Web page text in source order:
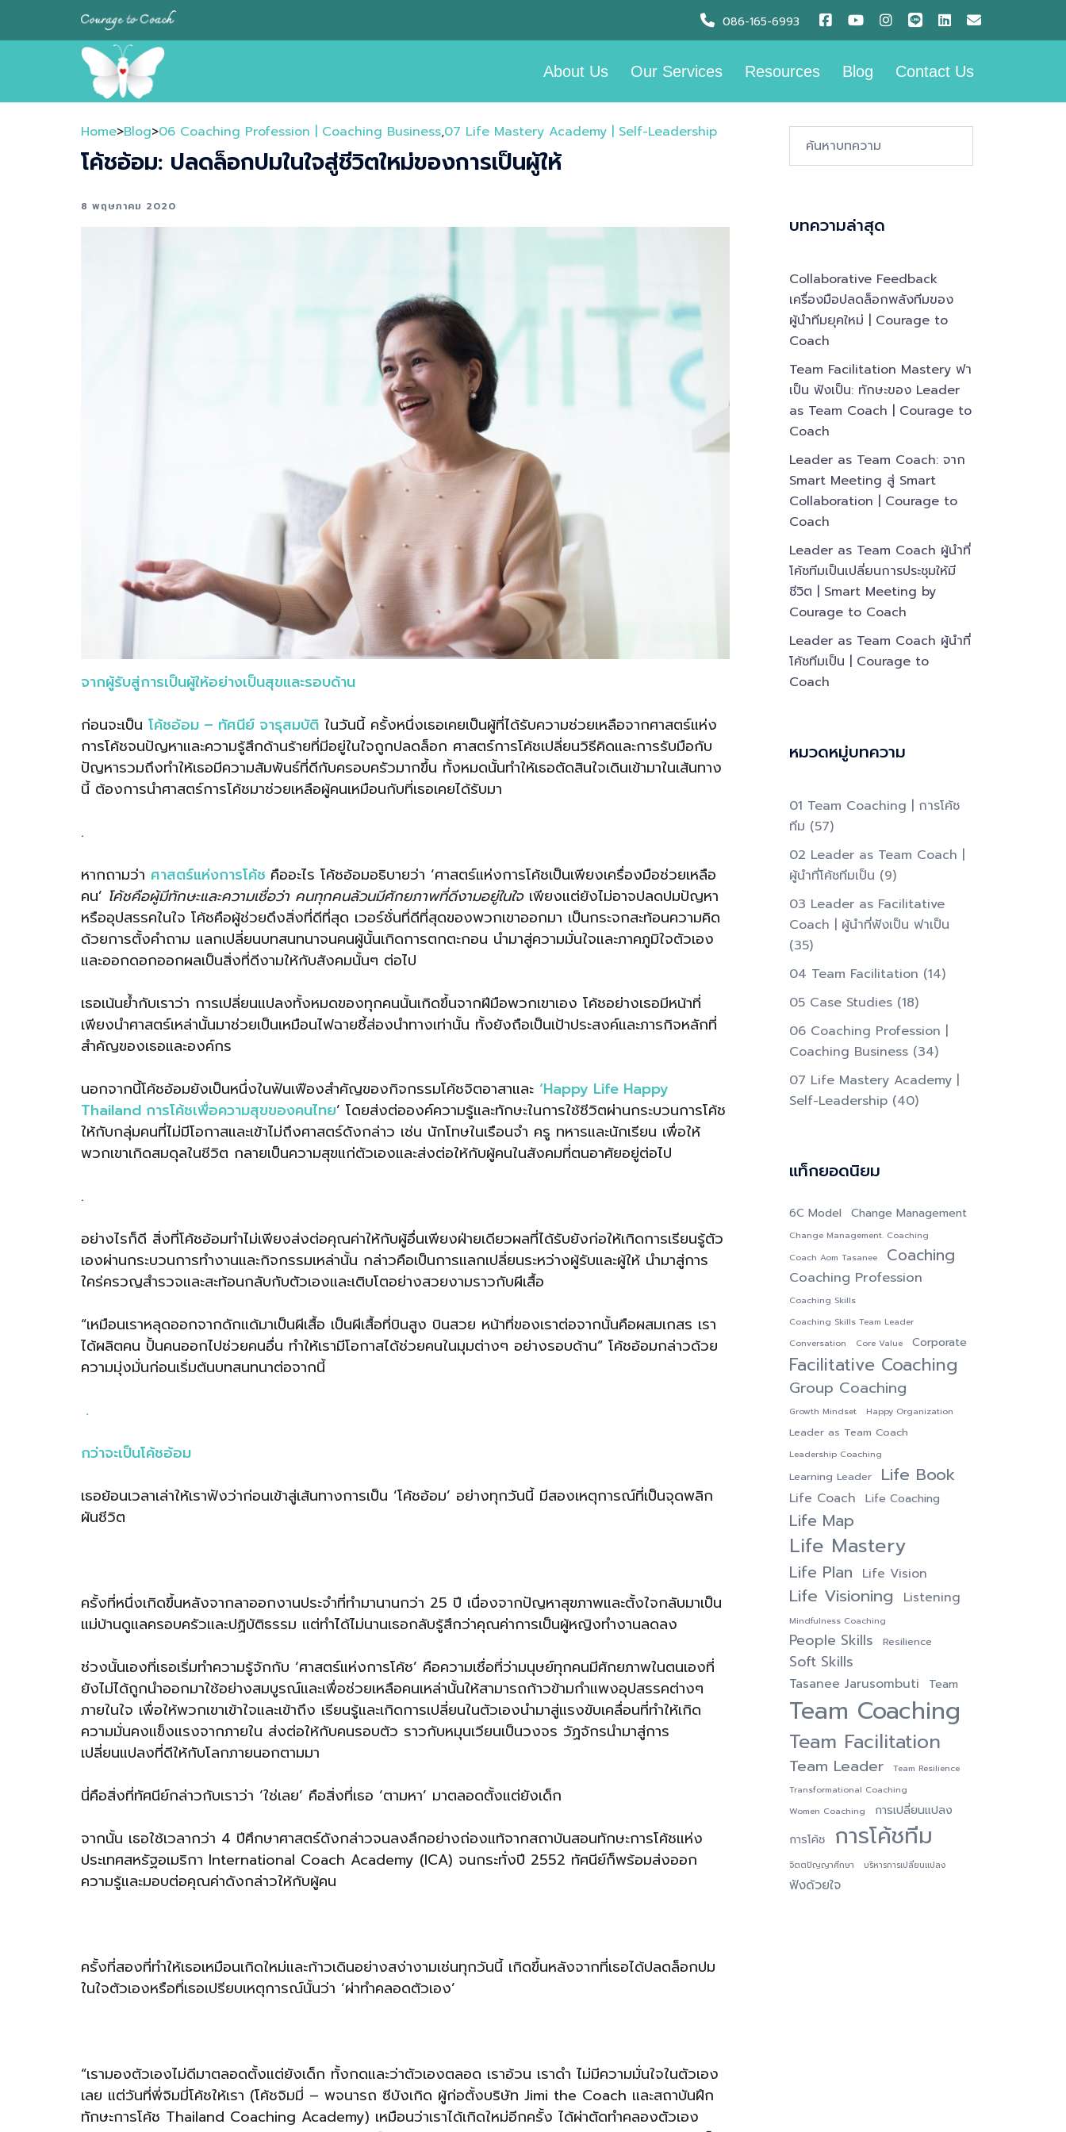
086-165-6993
About Us Our Services Resources Blog Contact Us
Home>Blog>06 Coaching Profession | Coaching Business,07 Life Mastery Academy | Self-Leadership
โค้ชอ้อม: ปลดล็อกปมในใจสู่ชีวิตใหม่ของการเป็นผู้ให้
8 พฤษภาคม 2020
จากผู้รับสู่การเป็นผู้ให้อย่างเป็นสุขและรอบด้าน
ก่อนจะเป็น โค้ชอ้อม – ทัศนีย์ จารุสมบัติ ในวันนี้ ครั้งหนึ่งเธอเคยเป็นผู้ที่ได้รับความช่วยเหลือจากศาสตร์แห่ง
การโค้ชจนปัญหาและความรู้สึกด้านร้ายที่มีอยู่ในใจถูกปลดล็อก ศาสตร์การโค้ชเปลี่ยนวิธีคิดและการรับมือกับ
ปัญหารวมถึงทำให้เธอมีความสัมพันธ์ที่ดีกับครอบครัวมากขึ้น ทั้งหมดนั้นทำให้เธอตัดสินใจเดินเข้ามาในเส้นทาง
นี้ ต้องการนำศาสตร์การโค้ชมาช่วยเหลือผู้คนเหมือนกับที่เธอเคยได้รับมา
.
หากถามว่า ศาสตร์แห่งการโค้ช คืออะไร โค้ชอ้อมอธิบายว่า ‘ศาสตร์แห่งการโค้ชเป็นเพียงเครื่องมือช่วยเหลือ
คน’ โค้ชคือผู้มีทักษะและความเชื่อว่า คนทุกคนล้วนมีศักยภาพที่ดีงามอยู่ในใจเพียงแต่ยังไม่อาจปลดปมปัญหา
หรืออุปสรรคในใจ โค้ชคือผู้ช่วยดึงสิ่งที่ดีที่สุด เวอร์ชั่นที่ดีที่สุดของพวกเขาออกมา เป็นกระจกสะท้อนความคิด
ด้วยการตั้งคำถาม แลกเปลี่ยนบทสนทนาจนคนผู้นั้นเกิดการตกตะกอน นำมาสู่ความมั่นใจและภาคภูมิใจตัวเอง
และออกดอกออกผลเป็นสิ่งที่ดีงามให้กับสังคมนั้นๆ ต่อไป
เธอเน้นย้ำกับเราว่า การเปลี่ยนแปลงทั้งหมดของทุกคนนั้นเกิดขึ้นจากฝีมือพวกเขาเอง โค้ชอย่างเธอมีหน้าที่
เพียงนำศาสตร์เหล่านั้นมาช่วยเป็นเหมือนไฟฉายชี้ส่องนำทางเท่านั้น ทั้งยังถือเป็นเป้าประสงค์และภารกิจหลักที่
สำคัญของเธอและองค์กร
นอกจากนี้โค้ชอ้อมยังเป็นหนึ่งในฟันเฟืองสำคัญของกิจกรรมโค้ชจิตอาสาและ ‘Happy Life Happy
Thailand การโค้ชเพื่อความสุขของคนไทย’ โดยส่งต่อองค์ความรู้และทักษะในการใช้ชีวิตผ่านกระบวนการโค้ช
ให้กับกลุ่มคนที่ไม่มีโอกาสและเข้าไม่ถึงศาสตร์ดังกล่าว เช่น นักโทษในเรือนจำ ครู ทหารและนักเรียน เพื่อให้
พวกเขาเกิดสมดุลในชีวิต กลายเป็นความสุขแก่ตัวเองและส่งต่อให้กับผู้คนในสังคมที่ตนอาศัยอยู่ต่อไป
.
อย่างไรก็ดี สิ่งที่โค้ชอ้อมทำไม่เพียงส่งต่อคุณค่าให้กับผู้อื่นเพียงฝ่ายเดียวผลที่ได้รับยังก่อให้เกิดการเรียนรู้ตัว
เองผ่านกระบวนการทำงานและกิจกรรมเหล่านั้น กล่าวคือเป็นการแลกเปลี่ยนระหว่างผู้รับและผู้ให้ นำมาสู่การ
ใคร่ครวญสำรวจและสะท้อนกลับกับตัวเองและเติบโตอย่างสวยงามราวกับผีเสื้อ
“เหมือนเราหลุดออกจากดักแด้มาเป็นผีเสื้อ เป็นผีเสื้อที่บินสูง บินสวย หน้าที่ของเราต่อจากนั้นคือผสมเกสร เรา
ได้ผลิตคน ปั้นคนออกไปช่วยคนอื่น ทำให้เรามีโอกาสได้ช่วยคนในมุมต่างๆ อย่างรอบด้าน” โค้ชอ้อมกล่าวด้วย
ความมุ่งมั่นก่อนเริ่มต้นบทสนทนาต่อจากนี้
.
กว่าจะเป็นโค้ชอ้อม
เธอย้อนเวลาเล่าให้เราฟังว่าก่อนเข้าสู่เส้นทางการเป็น ‘โค้ชอ้อม’ อย่างทุกวันนี้ มีสองเหตุการณ์ที่เป็นจุดพลิก
ผันชีวิต
ครั้งที่หนึ่งเกิดขึ้นหลังจากลาออกงานประจำที่ทำมานานกว่า 25 ปี เนื่องจากปัญหาสุขภาพและตั้งใจกลับมาเป็น
แม่บ้านดูแลครอบครัวและปฏิบัติธรรม แต่ทำได้ไม่นานเธอกลับรู้สึกว่าคุณค่าการเป็นผู้หญิงทำงานลดลง
ช่วงนั้นเองที่เธอเริ่มทำความรู้จักกับ ‘ศาสตร์แห่งการโค้ช’ คือความเชื่อที่ว่ามนุษย์ทุกคนมีศักยภาพในตนเองที่
ยังไม่ได้ถูกนำออกมาใช้อย่างสมบูรณ์และเพื่อช่วยเหลือคนเหล่านั้นให้สามารถก้าวข้ามกำแพงอุปสรรคต่างๆ
ภายในใจ เพื่อให้พวกเขาเข้าใจและเข้าถึง เรียนรู้และเกิดการเปลี่ยนในตัวเองนำมาสู่แรงขับเคลื่อนที่ทำให้เกิด
ความมั่นคงแข็งแรงจากภายใน ส่งต่อให้กับคนรอบตัว ราวกับหมุนเวียนเป็นวงจร วัฏจักรนำมาสู่การ
เปลี่ยนแปลงที่ดีให้กับโลกภายนอกตามมา
นี่คือสิ่งที่ทัศนีย์กล่าวกับเราว่า ‘ใช่เลย’ คือสิ่งที่เธอ ‘ตามหา’ มาตลอดตั้งแต่ยังเด็ก
จากนั้น เธอใช้เวลากว่า 4 ปีศึกษาศาสตร์ดังกล่าวจนลงลึกอย่างถ่องแท้จากสถาบันสอนทักษะการโค้ชแห่ง
ประเทศสหรัฐอเมริกา International Coach Academy (ICA) จนกระทั่งปี 2552 ทัศนีย์ก็พร้อมส่งออก
ความรู้และมอบต่อคุณค่าดังกล่าวให้กับผู้คน
ครั้งที่สองที่ทำให้เธอเหมือนเกิดใหม่และก้าวเดินอย่างสง่างามเช่นทุกวันนี้ เกิดขึ้นหลังจากที่เธอได้ปลดล็อกปม
ในใจตัวเองหรือที่เธอเปรียบเหตุการณ์นั้นว่า ‘ผ่าทำคลอดตัวเอง’
“เรามองตัวเองไม่ดีมาตลอดตั้งแต่ยังเด็ก ทั้งกดและว่าตัวเองตลอด เราอ้วน เราดำ ไม่มีความมั่นใจในตัวเอง
เลย แต่วันที่พี่จิมมี่โค้ชให้เรา (โค้ชจิมมี่ – พจนารถ ซีบังเกิด ผู้ก่อตั้งบริษัท Jimi the Coach และสถาบันฝึก
ทักษะการโค้ช Thailand Coaching Academy) เหมือนว่าเราได้เกิดใหม่อีกครั้ง ได้ผ่าตัดทำคลองตัวเอง
Search…
บทความล่าสุด
Collaborative Feedback
เครื่องมือปลดล็อกพลังทีมของ
ผู้นำทีมยุคใหม่ | Courage to
Coach
Team Facilitation Mastery ฟา
เป็น ฟังเป็น: ทักษะของ Leader
as Team Coach | Courage to
Coach
Leader as Team Coach: จาก
Smart Meeting สู่ Smart
Collaboration | Courage to
Coach
Leader as Team Coach ผู้นำที่
โค้ชทีมเป็นเปลี่ยนการประชุมให้มี
ชีวิต | Smart Meeting by
Courage to Coach
Leader as Team Coach ผู้นำที่
โค้ชทีมเป็น | Courage to
Coach
หมวดหมู่บทความ
01 Team Coaching | การโค้ช
ทีม (57)
02 Leader as Team Coach |
ผู้นำที่โค้ชทีมเป็น​ (9)
03 Leader as Facilitative
Coach | ผู้นำที่ฟังเป็น ฟาเป็น​
(35)
04 Team Facilitation (14)
05 Case Studies(18)
06 Coaching Profession |
Coaching Business(34)
07 Life Mastery Academy |
Self-Leadership(40)
แท็กยอดนิยม
6C Model Change Management
Change Management. Coaching
Coach Aom Tasanee
Coaching
Coaching Profession
Coaching Skills
Coaching Skills Team Leader
Conversation
Core Value Corporate
Facilitative Coaching
Group Coaching
Growth Mindset Happy Organization
Leader as Team Coach
Leadership Coaching
Learning Leader Life Book
Life Coach Life Coaching
Life Map
Life Mastery
Life Plan Life Vision
Life Visioning Listening
Mindfulness Coaching
People Skills Resilience
Soft Skills
Tasanee Jarusombuti Team
Team Coaching
Team Facilitation
Team Leader
Team Resilience
Transformational Coaching
Women Coaching
การเปลี่ยนแปลง
การโค้ช
การโค้ชทีม
จิตตปัญญาศึกษา บริหารการเปลี่ยนแปลง
ฟังด้วยใจ